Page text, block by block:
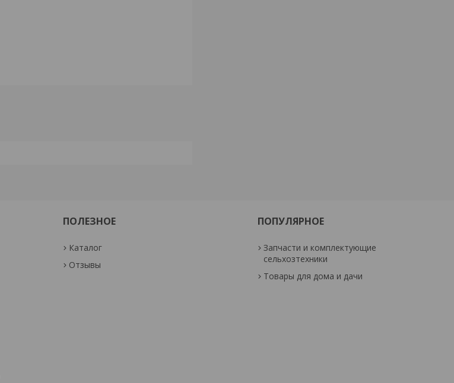
ПОЛЕЗНОЕ
Каталог
Отзывы
ПОПУЛЯРНОЕ
Запчасти и комплектующие
сельхозтехники
Товары для дома и дачи